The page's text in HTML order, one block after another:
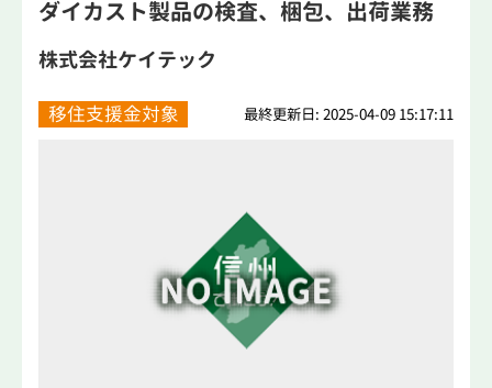
ダイカスト製品の検査、梱包、出荷業務
株式会社ケイテック
移住支援金対象 最終更新日: 2025-04-09 15:17:11